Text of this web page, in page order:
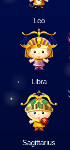
Leo
Libra
Sagittarius